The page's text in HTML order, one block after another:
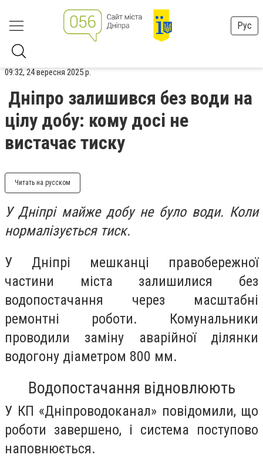
Рус
09:32, 24 вересня 2025 р.
Дніпро залишився без води на
цілу добу: кому досі не
вистачає тиску
Читать на русском
У Дніпрі майже добу не було води. Коли
нормалізується тиск.
У Дніпрі мешканці правобережної
частини міста залишилися без
водопостачання через масштабні
ремонтні роботи. Комунальники
проводили заміну аварійної ділянки
водогону діаметром 800 мм.
Водопостачання відновлюють
У КП «Дніпроводоканал» повідомили, що
роботи завершено, і система поступово
наповнюється.